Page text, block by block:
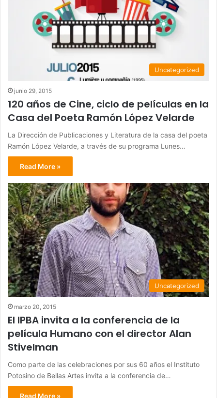
Uncategorized
junio 29, 2015
120 años de Cine, ciclo de películas en la
Casa del Poeta Ramón López Velarde
La Dirección de Publicaciones y Literatura de la casa del poeta
Ramón López Velarde, a través de su programa Lunes…
Read More »
Uncategorized
marzo 20, 2015
El IPBA invita a la conferencia de la
película Humano con el director Alan
Stivelman
Como parte de las celebraciones por sus 60 años el Instituto
Potosino de Bellas Artes invita a la conferencia de…
Read More »